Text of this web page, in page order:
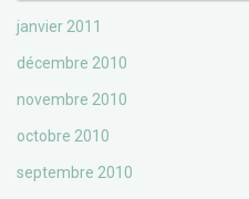
janvier 2011
décembre 2010
novembre 2010
octobre 2010
septembre 2010